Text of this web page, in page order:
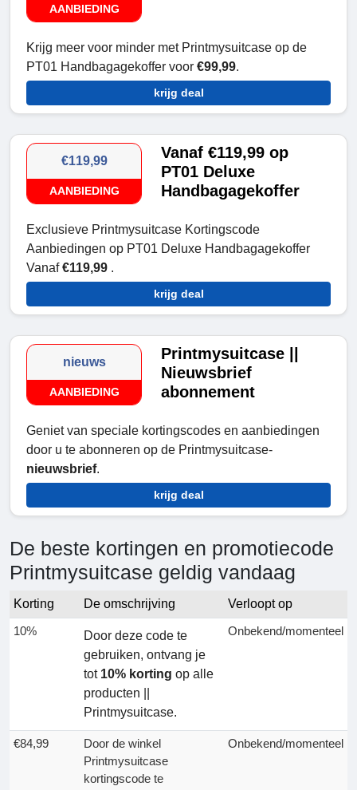
AANBIEDING
Krijg meer voor minder met Printmysuitcase op de
PT01 Handbagagekoffer voor €99,99.
krijg deal
€119,99
AANBIEDING
Vanaf €119,99 op
PT01 Deluxe
Handbagagekoffer
Exclusieve Printmysuitcase Kortingscode
Aanbiedingen op PT01 Deluxe Handbagagekoffer
Vanaf€119,99 .
krijg deal
nieuws
AANBIEDING
Printmysuitcase ||
Nieuwsbrief
abonnement
Geniet van speciale kortingscodes en aanbiedingen
door u te abonneren op de Printmysuitcase-
nieuwsbrief.
krijg deal
De beste kortingen en promotiecode
Printmysuitcase geldig vandaag
Korting De omschrijving
Verloopt op
10%
Door deze code te
gebruiken, ontvang je
tot 10% korting op alle
producten ||
Printmysuitcase.
Onbekend/momenteel
€84,99
Door de winkel
Printmysuitcase
kortingscode te
Onbekend/momenteel